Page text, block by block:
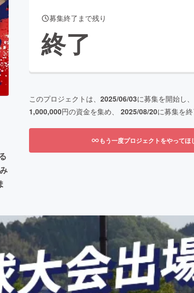
Creation
ュニティ
募集終了まで残り
終了
このプロジェクトは、 2025/06/03に募集を開始し、
1,000,000円の資金を集め、 2025/08/20に募集を
もう一度プロジェクトをやってほ